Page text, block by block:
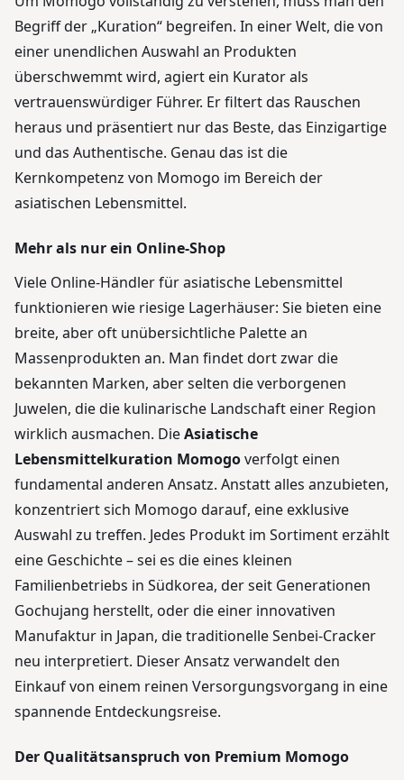
Begriff der „Kuration“ begreifen. In einer Welt, die von
einer unendlichen Auswahl an Produkten
überschwemmt wird, agiert ein Kurator als
vertrauenswürdiger Führer. Er filtert das Rauschen
heraus und präsentiert nur das Beste, das Einzigartige
und das Authentische. Genau das ist die
Kernkompetenz von Momogo im Bereich der
asiatischen Lebensmittel.
Mehr als nur ein Online-Shop
Viele Online-Händler für asiatische Lebensmittel
funktionieren wie riesige Lagerhäuser: Sie bieten eine
breite, aber oft unübersichtliche Palette an
Massenprodukten an. Man findet dort zwar die
bekannten Marken, aber selten die verborgenen
Juwelen, die die kulinarische Landschaft einer Region
wirklich ausmachen. DieAsiatische
Lebensmittelkuration Momogoverfolgt einen
fundamental anderen Ansatz. Anstatt alles anzubieten,
konzentriert sich Momogo darauf, eine exklusive
Auswahl zu treffen. Jedes Produkt im Sortiment erzählt
eine Geschichte – sei es die eines kleinen
Familienbetriebs in Südkorea, der seit Generationen
Gochujang herstellt, oder die einer innovativen
Manufaktur in Japan, die traditionelle Senbei-Cracker
neu interpretiert. Dieser Ansatz verwandelt den
Einkauf von einem reinen Versorgungsvorgang in eine
spannende Entdeckungsreise.
Der Qualitätsanspruch von Premium Momogo